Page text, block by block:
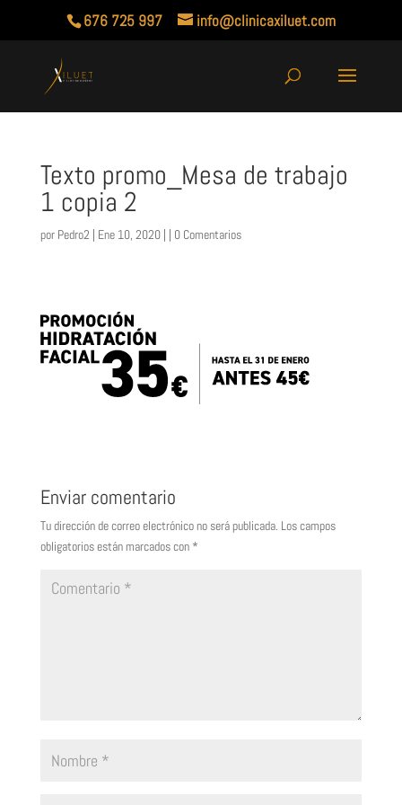
676 725 997 info@clinicaxiluet.com
Texto promo_Mesa de trabajo
1 copia 2
por Pedro2 | Ene 10, 2020 | | 0 Comentarios
Enviar comentario
Tu dirección de correo electrónico no será publicada. Los campos
obligatorios están marcados con *